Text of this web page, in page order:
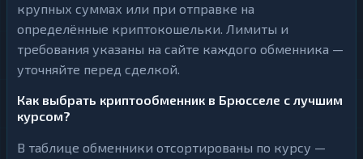
крупных суммах или при отправке на
определённые криптокошельки. Лимиты и
требования указаны на сайте каждого обменника —
уточняйте перед сделкой.
Как выбрать криптообменник в Брюсселе с лучшим
курсом?
В таблице обменники отсортированы по курсу —